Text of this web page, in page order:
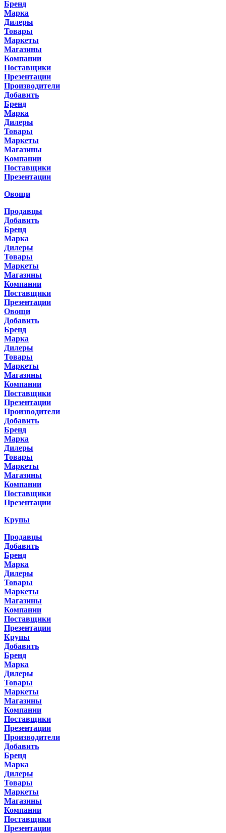
Бренд
Марка
Дилеры
Товары
Маркеты
Магазины
Компании
Поставщики
Презентации
Производители
Добавить
Бренд
Марка
Дилеры
Товары
Маркеты
Магазины
Компании
Поставщики
Презентации
Овощи
Продавцы
Добавить
Бренд
Марка
Дилеры
Товары
Маркеты
Магазины
Компании
Поставщики
Презентации
Овощи
Добавить
Бренд
Марка
Дилеры
Товары
Маркеты
Магазины
Компании
Поставщики
Презентации
Производители
Добавить
Бренд
Марка
Дилеры
Товары
Маркеты
Магазины
Компании
Поставщики
Презентации
Крупы
Продавцы
Добавить
Бренд
Марка
Дилеры
Товары
Маркеты
Магазины
Компании
Поставщики
Презентации
Крупы
Добавить
Бренд
Марка
Дилеры
Товары
Маркеты
Магазины
Компании
Поставщики
Презентации
Производители
Добавить
Бренд
Марка
Дилеры
Товары
Маркеты
Магазины
Компании
Поставщики
Презентации